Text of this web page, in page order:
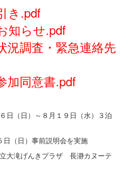
き.pdf
知らせ.pdf
調査・緊急連絡先
加同意書.pdf
日）～８月１９日（水）３泊
事前説明会を実施
げんきプラザ 長瀞カヌーテ